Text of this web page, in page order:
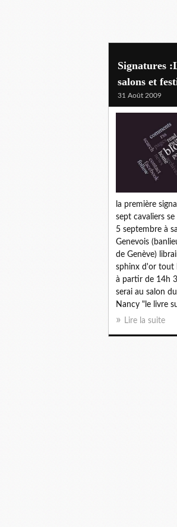
Signatures
salons et
31 Août 2009
la première
sept cavaliers
5 septembre à
Genevois
de Genève)
sphinx d'or tout
à partir de 14h
serai au salon
Nancy "le livre
Lire la suite